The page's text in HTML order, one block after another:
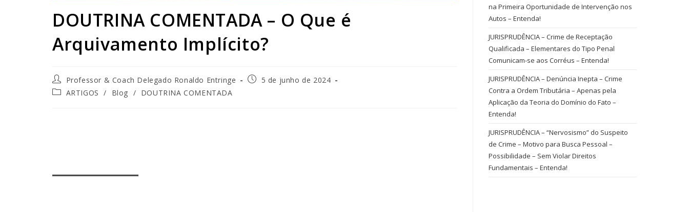
DOUTRINA COMENTADA – O Que é
Arquivamento Implícito?
Professor & Coach Delegado Ronaldo Entringe
5 de junho de 2024
ARTIGOS
/ Blog / DOUTRINA COMENTADA
na Primeira Oportunidade de Intervenção nos
Autos – Entenda!
JURISPRUDÊNCIA – Crime de Receptação
Qualificada – Elementares do Tipo Penal
Comunicam-se aos Corréus – Entenda!
JURISPRUDÊNCIA – Denúncia Inepta – Crime
Contra a Ordem Tributária – Apenas pela
Aplicação da Teoria do Domínio do Fato –
Entenda!
JURISPRUDÊNCIA – “Nervosismo” do Suspeito
de Crime – Motivo para Busca Pessoal –
Possibilidade – Sem Violar Direitos
Fundamentais – Entenda!